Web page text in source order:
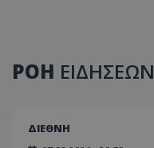
ΡΟΗ ΕΙΔΗΣΕΩΝ
ΔΙΕΘΝΗ